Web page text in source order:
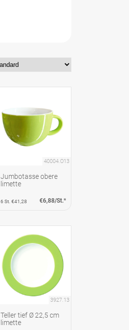
40004.O13
Jumbotasse obere
limette
6 St. €41,28 €6,88/St.*
3927.13
Teller tief Ø 22,5 cm
limette